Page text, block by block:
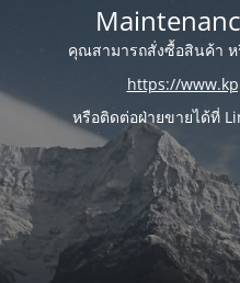
คุณสามารถสั่งซื้อสินค้า
https://
หรือติดต่อฝ่ายขายได้ที่